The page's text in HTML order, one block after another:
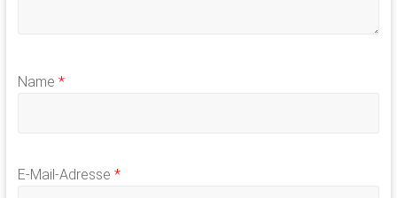
Name *
E-Mail-Adresse *